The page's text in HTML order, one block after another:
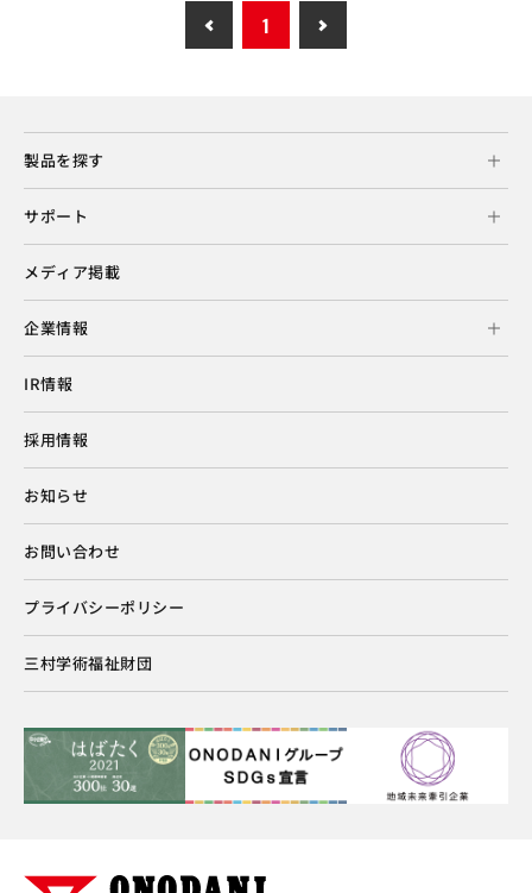
1
製品を探す
サポート
メディア掲載
企業情報
IR情報
採用情報
お知らせ
お問い合わせ
プライバシーポリシー
三村学術福祉財団